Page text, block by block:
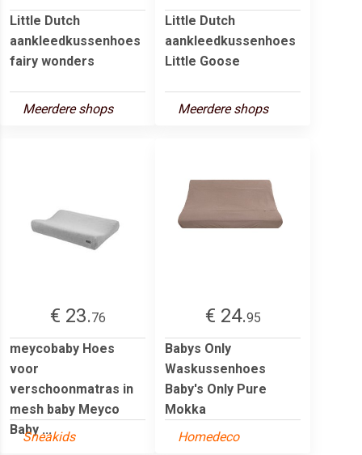
Little Dutch
aankleedkussenhoes
fairy wonders
Meerdere shops
Little Dutch
aankleedkussenhoes
Little Goose
Meerdere shops
€ 23.76
meycobaby Hoes
voor
verschoonmatras in
mesh baby Meyco
Baby ...
Sneakids
€ 24.95
Babys Only
Waskussenhoes
Baby's Only Pure
Mokka
Homedeco